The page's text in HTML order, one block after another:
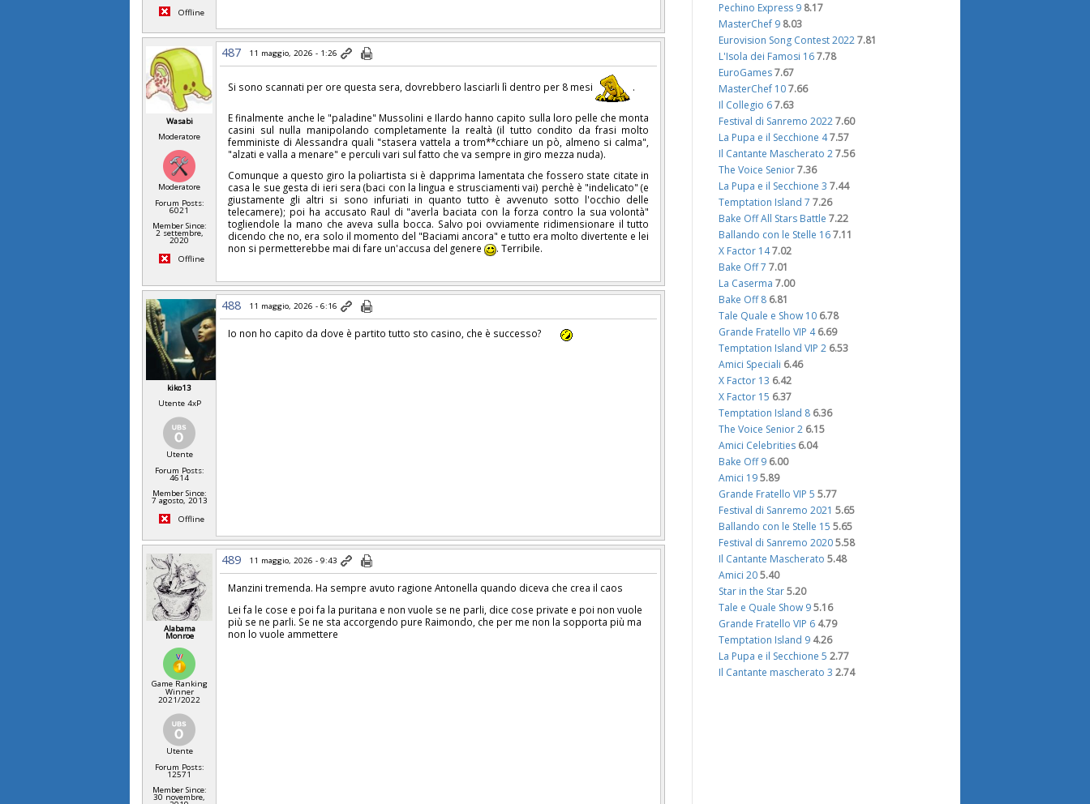
Offline
Wasabi
Moderatore
Moderatore
Forum Posts:
6021
Member Since:
2 settembre,
2020
Offline
487 11 maggio, 2026 - 1:26
Si sono scannati per ore questa sera, dovrebbero lasciarli lì dentro per 8 mesi .
E finalmente anche le "paladine" Mussolini e Ilardo hanno capito sulla loro pelle che monta
casini sul nulla manipolando completamente la realtà (il tutto condito da frasi molto
femministe di Alessandra quali "stasera vattela a trom**cchiare un pò, almeno si calma",
"alzati e valla a menare" e perculi vari sul fatto che va sempre in giro mezza nuda).
Comunque a questo giro la poliartista si è dapprima lamentata che fossero state citate in
casa le sue gesta di ieri sera (baci con la lingua e strusciamenti vai) perchè è "indelicato" (e
giustamente gli altri si sono infuriati in quanto tutto è avvenuto sotto l'occhio delle
telecamere); poi ha accusato Raul di "averla baciata con la forza contro la sua volontà"
togliendole la mano che aveva sulla bocca. Salvo poi ovviamente ridimensionare il tutto
dicendo che no, era solo il momento del "Baciami ancora" e tutto era molto divertente e lei
non si permetterebbe mai di fare un'accusa del genere
. Terribile.
kiko13
Utente 4xP
Utente
Forum Posts:
4614
Member Since:
7 agosto, 2013
Offline
488 11 maggio, 2026 - 6:16
Io non ho capito da dove è partito tutto sto casino, che è successo?
Alabama
Monroe
Game Ranking
Winner
2021/2022
Utente
Forum Posts:
12571
Member Since:
30 novembre,
489 11 maggio, 2026 - 9:43
Manzini tremenda. Ha sempre avuto ragione Antonella quando diceva che crea il caos
Lei fa le cose e poi fa la puritana e non vuole se ne parli, dice cose private e poi non vuole
più se ne parli. Se ne sta accorgendo pure Raimondo, che per me non la sopporta più ma
non lo vuole ammettere
Pechino Express 9 8.17
MasterChef 9 8.03
Eurovision Song Contest 2022 7.81
L'Isola dei Famosi 16 7.78
EuroGames 7.67
MasterChef 10 7.66
Il Collegio 6 7.63
Festival di Sanremo 2022 7.60
La Pupa e il Secchione 47.57
Il Cantante Mascherato 2 7.56
The Voice Senior 7.36
La Pupa e il Secchione 3 7.44
Temptation Island 7 7.26
Bake Off All Stars Battle 7.22
Ballando con le Stelle 16 7.11
X Factor 147.02
Bake Off 7 7.01
La Caserma 7.00
Bake Off 8 6.81
Tale Quale e Show 10 6.78
Grande Fratello VIP 4 6.69
Temptation Island VIP 2 6.53
Amici Speciali 6.46
X Factor 13 6.42
X Factor 15 6.37
Temptation Island 8 6.36
The Voice Senior 2 6.15
Amici Celebrities 6.04
Bake Off 9 6.00
Amici 19 5.89
Grande Fratello VIP 5 5.77
Festival di Sanremo 2021 5.65
Ballando con le Stelle 15 5.65
Festival di Sanremo 2020 5.58
Il Cantante Mascherato 5.48
Amici 20 5.40
Star in the Star 5.20
Tale e Quale Show 9 5.16
Grande Fratello VIP 6 4.79
Temptation Island 9 4.26
La Pupa e il Secchione 5 2.77
Il Cantante mascherato 3 2.74